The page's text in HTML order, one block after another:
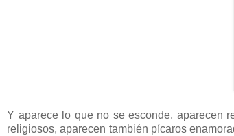
Y aparece lo que no se esconde, aparecen
religiosos, aparecen también pícaros